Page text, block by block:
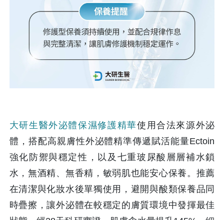
大研生醫外泌體保濕修護精華使用合法來源外泌
體，搭配高親膚性外泌體精準傳遞賦活能量Ectoin
強化防禦與穩定性，以及七重玻尿酸層層補水鎖
水，無酒精、無香精，敏弱肌也能安心保養。推薦
在清潔與化妝水後單獨使用，避開與酸類保養品同
時疊擦，讓外泌體在較穩定的膚質環境中發揮最佳